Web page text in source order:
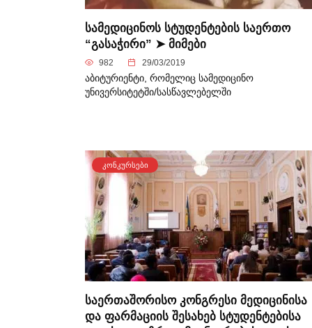
სამედიცინოს სტუდენტების საერთო
“გასაჭირი” ➤ მიმები
982 29/03/2019
აბიტურიენტი, რომელიც სამედიცინო
უნივერსიტეტში/სასწავლებელში
ᲙᲝᲜᲙᲣᲠᲡᲔᲑᲘ
საერთაშორისო კონგრესი მედიცინისა
და ფარმაციის შესახებ სტუდენტებისა